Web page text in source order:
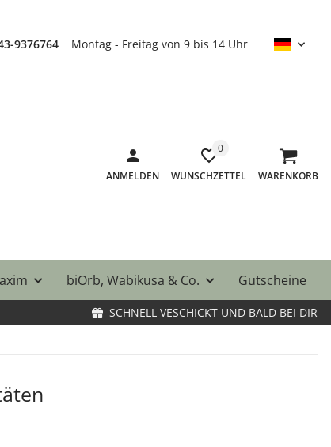
9376764 Montag - Freitag von 9 bis 14 Uhr
ANMELDEN
0
WUNSCHZETTEL WARENKORB
biOrb, Wabikusa & Co. Gutscheine
SCHNELL VESCHICKT UND BALD BEI DIR